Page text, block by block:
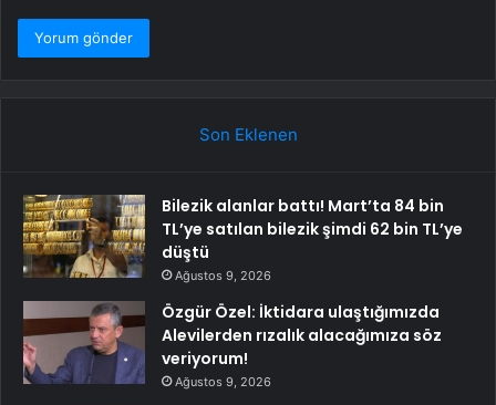
Son Eklenen
Bilezik alanlar battı! Mart’ta 84 bin
TL’ye satılan bilezik şimdi 62 bin TL’ye
düştü
Ağustos 9, 2026
Özgür Özel: İktidara ulaştığımızda
Alevilerden rızalık alacağımıza söz
veriyorum!
Ağustos 9, 2026